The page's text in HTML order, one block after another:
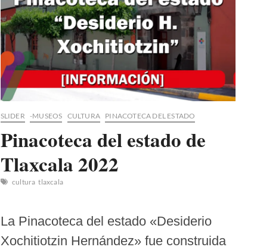
SLIDER -MUSEOS CULTURA PINACOTECA DEL ESTADO
Pinacoteca del estado de
Tlaxcala 2022
cultura tlaxcala
La Pinacoteca del estado «Desiderio
Xochitiotzin Hernández» fue construida